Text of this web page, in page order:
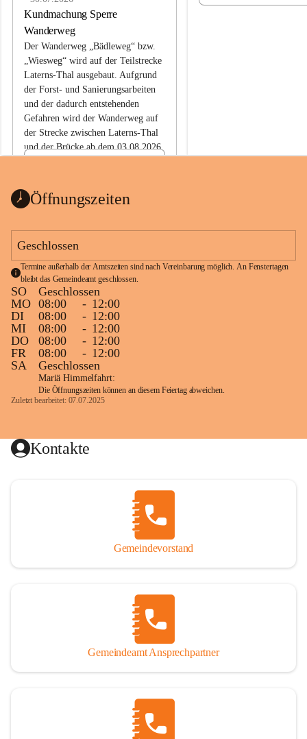
Kundmachung Sperre
Wanderweg
Der Wanderweg „Bädleweg“ bzw.
„Wiesweg“ wird auf der Teilstrecke
Laterns-Thal ausgebaut. Aufgrund
der Forst- und Sanierungsarbeiten
und der dadurch entstehenden
Gefahren wird der Wanderweg auf
der Strecke zwischen Laterns-Thal
und der Brücke ab dem 03.08.2026
ht
1 Seite•0,1 MB
Öffnungszeiten
Geschlossen
Termine außerhalb der Amtszeiten sind nach Vereinbarung möglich. An Fenstertagen
bleibt das Gemeindeamt geschlossen.
SO
Geschlossen
MO 08:00 - 12:00
DI
08:00 - 12:00
MI
08:00 - 12:00
DO
08:00 - 12:00
FR
08:00 - 12:00
SA
Geschlossen
Mariä Himmelfahrt:
Die Öffnungszeiten können an diesem Feiertag abweichen.
Zuletzt bearbeitet: 07.07.2025
Kontakte
Gemeindevorstand
Gemeindeamt Ansprechpartner